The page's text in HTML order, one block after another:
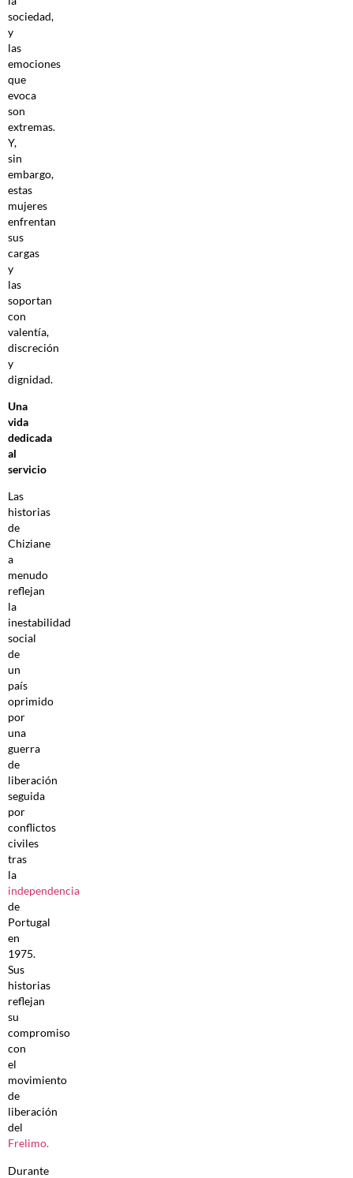
sociedad,
y
las
emociones
que
evoca
son
extremas.
Y,
sin
embargo,
estas
mujeres
enfrentan
sus
cargas
y
las
soportan
con
valentía,
discreción
y
dignidad.
Una
vida
dedicada
al
servicio
Las
historias
de
Chiziane
a
menudo
reflejan
la
inestabilidad
social
de
un
país
oprimido
por
una
guerra
de
liberación
seguida
por
conflictos
civiles
tras
la
independencia
de
Portugal
en
1975.
Sus
historias
reflejan
su
compromiso
con
el
movimiento
de
liberación
del
Frelimo.
Durante